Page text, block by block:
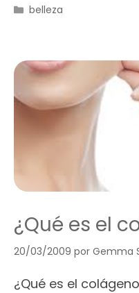
Categorías
belleza
¿Qué es el
20/03/2009 por Gemma
¿Qué es el